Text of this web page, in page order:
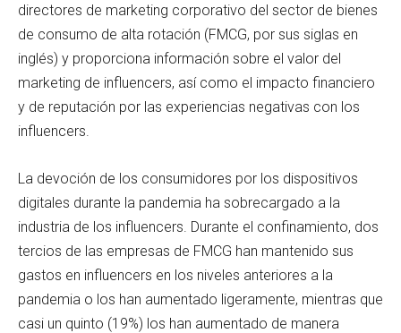
directores de marketing corporativo del sector de bienes
de consumo de alta rotación (FMCG, por sus siglas en
inglés) y proporciona información sobre el valor del
marketing de influencers, así como el impacto financiero
y de reputación por las experiencias negativas con los
influencers.
La devoción de los consumidores por los dispositivos
digitales durante la pandemia ha sobrecargado a la
industria de los influencers. Durante el confinamiento, dos
tercios de las empresas de FMCG han mantenido sus
gastos en influencers en los niveles anteriores a la
pandemia o los han aumentado ligeramente, mientras que
casi un quinto (19%) los han aumentado de manera